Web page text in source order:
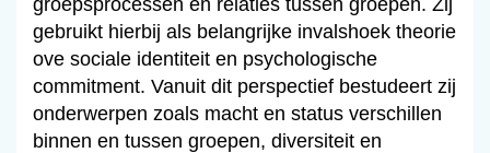
groepsprocessen en relaties tussen groepen. Zij
gebruikt hierbij als belangrijke invalshoek theorie
ove sociale identiteit en psychologische
commitment. Vanuit dit perspectief bestudeert zij
onderwerpen zoals macht en status verschillen
binnen en tussen groepen, diversiteit en